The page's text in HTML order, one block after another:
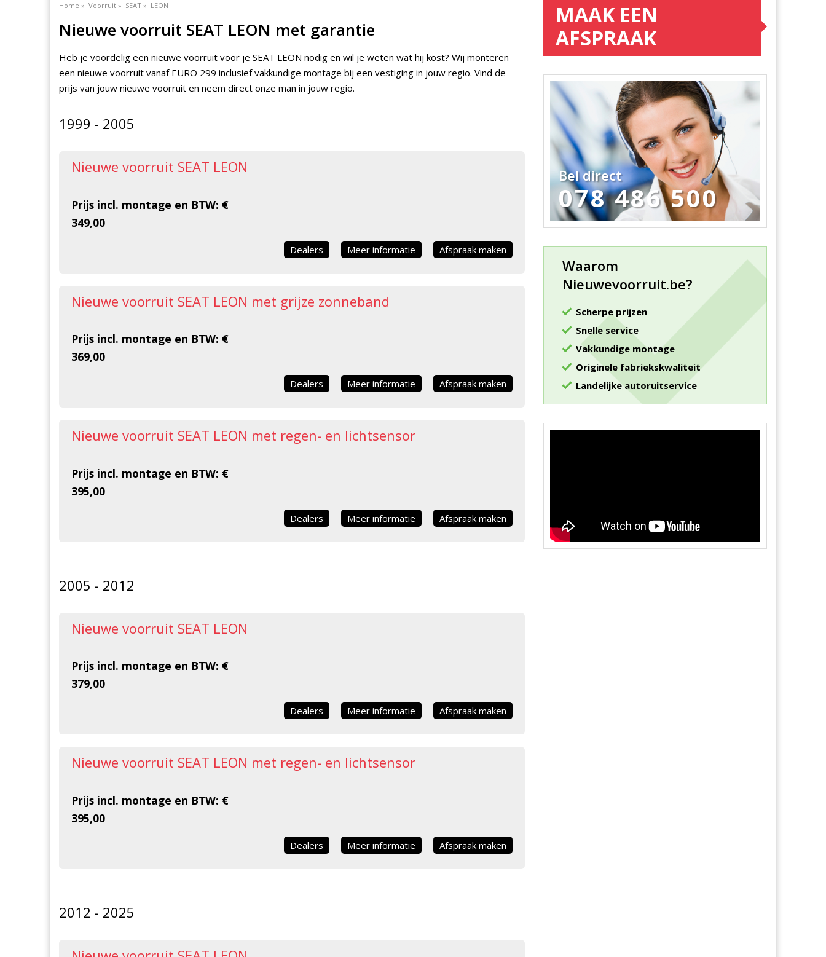
Home » Voorruit» SEAT» LEON
Nieuwe voorruit SEAT LEON met garantie
Heb je voordelig een nieuwe voorruit voor je SEAT LEON nodig en wil je weten wat hij kost? Wij monteren
een nieuwe voorruit vanaf EURO 299 inclusief vakkundige montage bij een vestiging in jouw regio. Vind de
prijs van jouw nieuwe voorruit en neem direct onze man in jouw regio.
1999 - 2005
Nieuwe voorruit SEAT LEON
Prijs incl. montage en BTW: €
349,00
Dealers Meer informatie Afspraak maken
Nieuwe voorruit SEAT LEON met grijze zonneband
Prijs incl. montage en BTW: €
369,00
Dealers Meer informatie Afspraak maken
Nieuwe voorruit SEAT LEON met regen- en lichtsensor
Prijs incl. montage en BTW: €
395,00
Dealers Meer informatie Afspraak maken
2005 - 2012
Nieuwe voorruit SEAT LEON
Prijs incl. montage en BTW: €
379,00
Dealers Meer informatie Afspraak maken
Nieuwe voorruit SEAT LEON met regen- en lichtsensor
Prijs incl. montage en BTW: €
395,00
Dealers Meer informatie Afspraak maken
2012 - 2025
MAAK EEN
AFSPRAAK
Bel direct
078 486 500
Waarom
Nieuwevoorruit.be?
Scherpe prijzen
Snelle service
Vakkundige montage
Originele fabriekskwaliteit
Landelijke autoruitservice